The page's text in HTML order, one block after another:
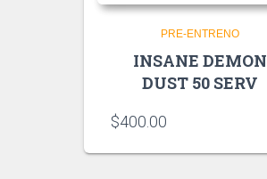
PRE-ENTRENO
INSANE DEMON
DUST 50 SERV
$400.00